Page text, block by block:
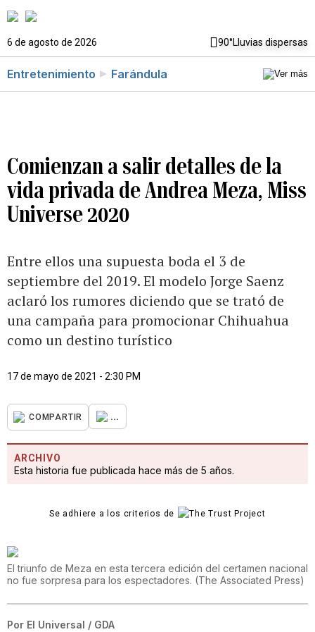
6 de agosto de 2026 90°Lluvias dispersas
Entretenimiento Farándula
Comienzan a salir detalles de la
vida privada de Andrea Meza, Miss
Universe 2020
Entre ellos una supuesta boda el 3 de
septiembre del 2019. El modelo Jorge Saenz
aclaró los rumores diciendo que se trató de
una campaña para promocionar Chihuahua
como un destino turístico
17 de mayo de 2021 - 2:30 PM
COMPARTIR ...
ARCHIVO
Esta historia fue publicada hace más de 5 años.
Se adhiere a los criterios de
El triunfo de Meza en esta tercera edición del certamen nacional
no fue sorpresa para los espectadores. (The Associated Press)
Por El Universal / GDA